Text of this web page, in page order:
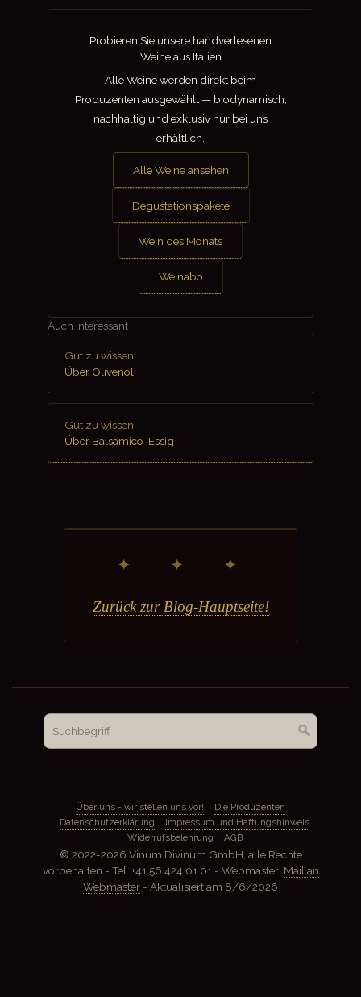
Probieren Sie unsere handverlesenen
Weine aus Italien
Alle Weine werden direkt beim
Produzenten ausgewählt — biodynamisch,
nachhaltig und exklusiv nur bei uns
erhältlich.
Alle Weine ansehen
Degustationspakete
Wein des Monats
Weinabo
Auch interessant
Gut zu wissen
Über Olivenöl
Gut zu wissen
Über Balsamico-Essig
✦ ✦ ✦
Zurück zur Blog-Hauptseite!
Über uns - wir stellen uns vor!
Die Produzenten
Datenschutzerklärung
Impressum und Haftungshinweis
Widerrufsbelehrung
AGB
© 2022-2026 Vinum Divinum GmbH, alle Rechte
vorbehalten - Tel. +41 56 424 01 01 - Webmaster: Mail an
Webmaster - Aktualisiert am 8/6/2026